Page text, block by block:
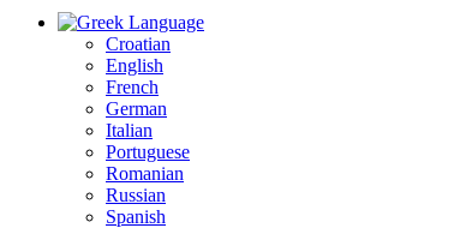
Language
Croatian
English
French
German
Italian
Portuguese
Romanian
Russian
Spanish